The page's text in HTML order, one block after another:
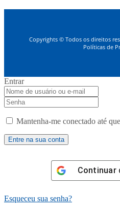
Copyrights © Todos os direitos
Políticas de
Entrar
Mantenha-me conectado até
Continuar
Esqueceu sua senha?